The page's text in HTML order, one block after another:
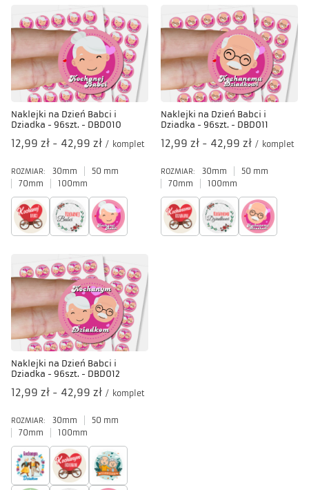
Naklejki na Dzień Babci i
Dziadka - 96szt. - DBD010
od
12,99 zł - do
42,99 zł / komplet
ROZMIAR: 30mm
50 mm
70mm
100mm
Naklejki na Dzień Babci i
Dziadka - 96szt. - DBD011
od
12,99 zł - do
42,99 zł / komplet
ROZMIAR: 30mm
50 mm
70mm
100mm
Naklejki na Dzień Babci i
Dziadka - 96szt. - DBD012
od
12,99 zł - do
42,99 zł / komplet
ROZMIAR: 30mm
50 mm
70mm
100mm